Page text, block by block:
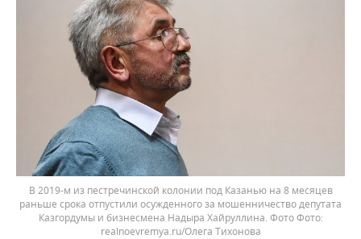
В 2019-м из пестречинской колонии под Казанью на 8 месяцев
раньше срока отпустили осужденного за мошенничество депутата
Казгордумы и бизнесмена Надыра Хайруллина. Фото
realnoevremya.ru/Олега Тихонова